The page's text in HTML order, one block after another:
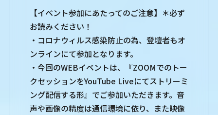
【イベント参加にあたってのご注意】＊必ず
お読みください！
・コロナウィルス感染防止の為、登壇者もオ
ンラインにて参加となります。
・今回のWEBイベントは、『ZOOMでのトー
クセッションをYouTube Liveにてストリーミ
ング配信する形』でご参加いただきます。音
声や画像の精度は通信環境に依り、また映像